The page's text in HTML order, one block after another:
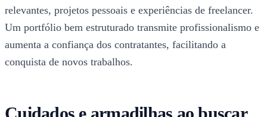
relevantes, projetos pessoais e experiências de freelancer.
Um portfólio bem estruturado transmite profissionalismo e
aumenta a confiança dos contratantes, facilitando a
conquista de novos trabalhos.